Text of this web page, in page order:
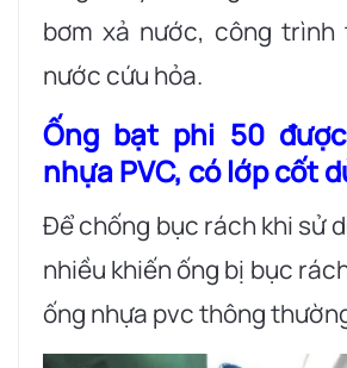
bơm xả nước, công trình
nước cứu hỏa.
Ống bạt phi 50
nhựa PVC, có lớp cốt
Để chống bục rách khi sử
nhiều khiến ống bị bục
ống nhựa pvc thông